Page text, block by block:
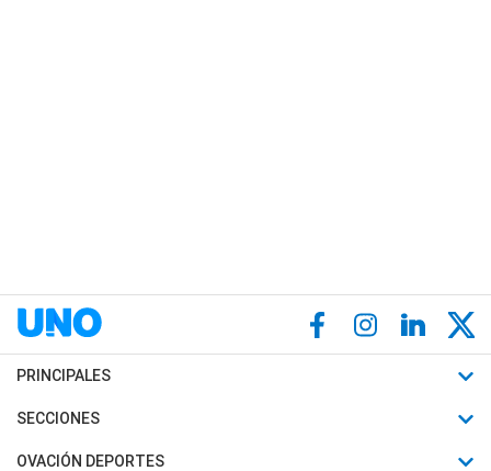
PRINCIPALES
Últimas Noticias
Política
SECCIONES
Horóscopo
OVACIÓN DEPORTES